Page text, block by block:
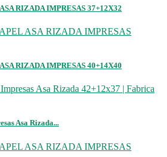
RIZADA IMPRESAS 37+12X32
RIZADA IMPRESAS 40+14X40
Asa Rizada...